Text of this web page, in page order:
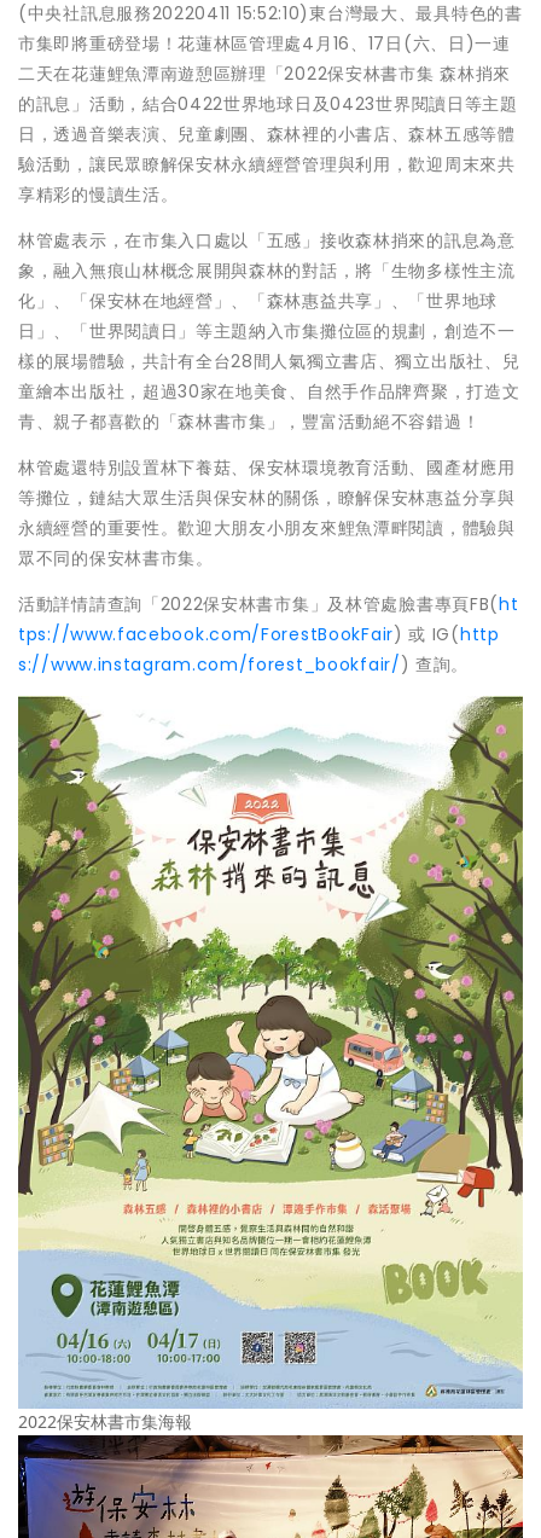
(中央社訊息服務20220411 15:52:10)東台灣最大、最具特色的書
市集即將重磅登場！花蓮林區管理處4月16、17日(六、日)一連
二天在花蓮鯉魚潭南遊憩區辦理「2022保安林書市集 森林捎來
的訊息」活動，結合0422世界地球日及0423世界閱讀日等主題
日，透過音樂表演、兒童劇團、森林裡的小書店、森林五感等體
驗活動，讓民眾瞭解保安林永續經營管理與利用，歡迎周末來共
享精彩的慢讀生活。
林管處表示，在市集入口處以「五感」接收森林捎來的訊息為意
象，融入無痕山林概念展開與森林的對話，將「生物多樣性主流
化」、「保安林在地經營」、「森林惠益共享」、「世界地球
日」、「世界閱讀日」等主題納入市集攤位區的規劃，創造不一
樣的展場體驗，共計有全台28間人氣獨立書店、獨立出版社、兒
童繪本出版社，超過30家在地美食、自然手作品牌齊聚，打造文
青、親子都喜歡的「森林書市集」，豐富活動絕不容錯過！
林管處還特別設置林下養菇、保安林環境教育活動、國產材應用
等攤位，鏈結大眾生活與保安林的關係，瞭解保安林惠益分享與
永續經營的重要性。歡迎大朋友小朋友來鯉魚潭畔閱讀，體驗與
眾不同的保安林書市集。
活動詳情請查詢「2022保安林書市集」及林管處臉書專頁FB(ht
tps://www.facebook.com/ForestBookFair) 或 IG(http
s://www.instagram.com/forest_bookfair/) 查詢。
2022保安林書市集海報